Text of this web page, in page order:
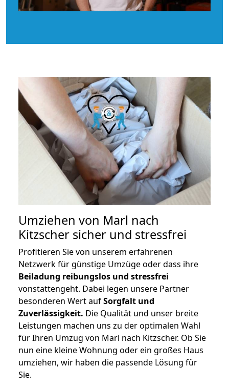
Umziehen von Marl nach
Kitzscher sicher und stressfrei
Profitieren Sie von unserem erfahrenen
Netzwerk für günstige Umzüge oder dass ihre
Beiladung reibungslos und stressfrei
vonstattengeht. Dabei legen unsere Partner
besonderen Wert aufSorgfalt und
Zuverlässigkeit. Die Qualität und unser breite
Leistungen machen uns zu der optimalen Wahl
für Ihren Umzug von Marl nach Kitzscher. Ob Sie
nun eine kleine Wohnung oder ein großes Haus
umziehen, wir haben die passende Lösung für
Sie.